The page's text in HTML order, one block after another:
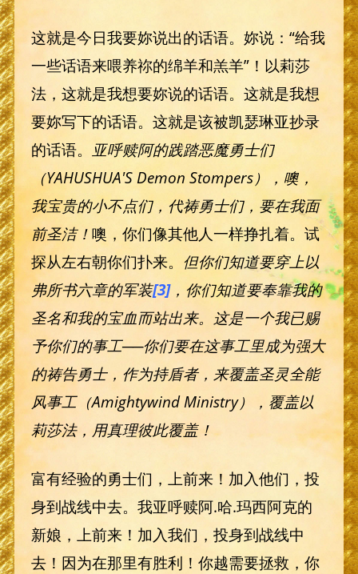
这就是今日我要妳说出的话语。妳说：“给我
一些话语来喂养祢的绵羊和羔羊”！以莉莎
法，这就是我想要妳说的话语。这就是我想
要妳写下的话语。这就是该被凯瑟琳亚抄录
的话语。
亚呼赎阿的践踏恶魔勇士们
（YAHUSHUA'S Demon Stompers），噢，
我宝贵的小不点们，代祷勇士们，要在我面
前圣洁！ 噢，你们像其他人一样挣扎着。试
探从左右朝你们扑来。 但你们知道要穿上以
弗所书六章的军装[3]，你们知道要奉靠我的
圣名和我的宝血而站出来。这是一个我已赐
予你们的事工──你们要在这事工里成为强大
的祷告勇士，作为持盾者，来覆盖圣灵全能
风事工（Amightywind Ministry），覆盖以
莉莎法，用真理彼此覆盖！
富有经验的勇士们，上前来！加入他们，投
身到战线中去。我亚呼赎阿.哈.玛西阿克的
新娘，上前来！加入我们，投身到战线中
去！因为在那里有胜利！你越需要拯救，你